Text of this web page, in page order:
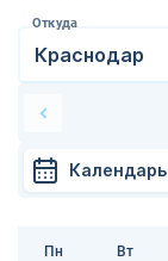
Откуда
Календарь
Пн Вт